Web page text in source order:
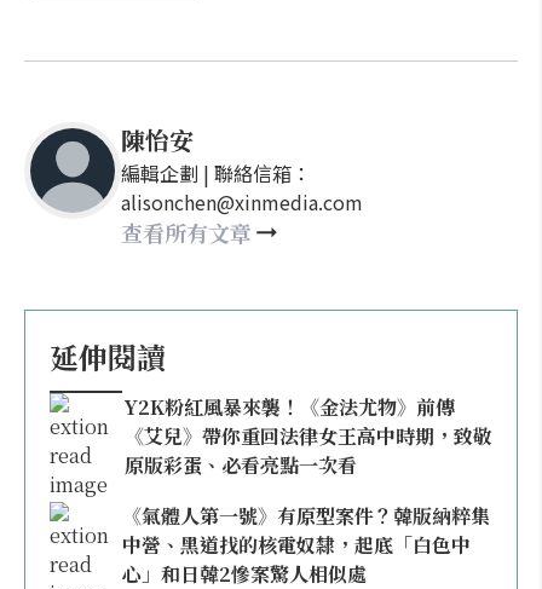
陳怡安
編輯企劃 | 聯絡信箱：
alisonchen@xinmedia.com
查看所有文章
延伸閱讀
Y2K粉紅風暴來襲！《金法尤物》前傳
《艾兒》帶你重回法律女王高中時期，致敬
原版彩蛋、必看亮點一次看
《氣體人第一號》有原型案件？韓版納粹集
中營、黑道找的核電奴隸，起底「白色中
心」和日韓2慘案驚人相似處